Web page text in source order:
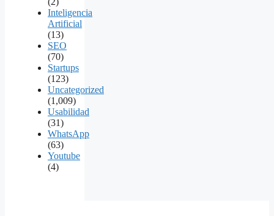
Inteligencia
Artificial
(13)
SEO
(70)
Startups
(123)
Uncategorized
(1,009)
Usabilidad
(31)
WhatsApp
(63)
Youtube
(4)